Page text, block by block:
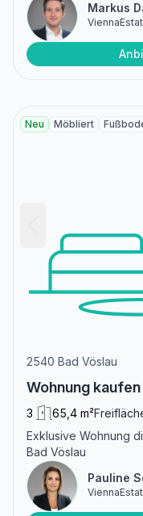
Markus
Neu Möbliert
2540 Bad Vöslau
Wohnung
3 65,4 m²
Exklusive Wohnung
Bad Vöslau
Pauline